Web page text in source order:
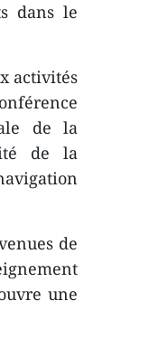
dans le
activités
de la
de la
de
une